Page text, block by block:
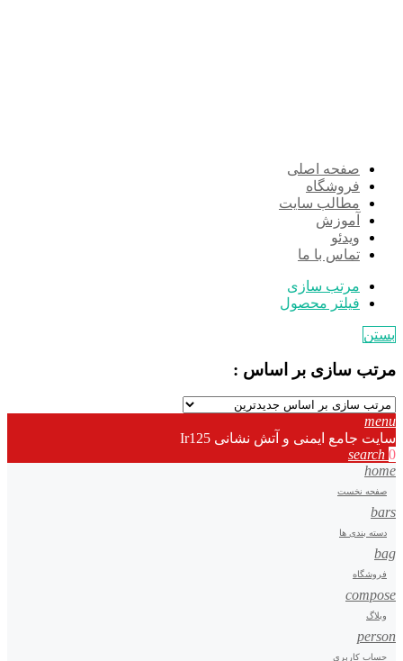
صفحه اصلی
فروشگاه
مطالب سایت
آموزش
ویدئو
تماس با ما
مرتب سازی
فیلتر محصول
بستن
مرتب سازی بر اساس :
menu
سایت جامع ایمنی و آتش نشانی Ir125
search 0
home
صفحه نخست
bars
دسته بندی ها
bag
فروشگاه
compose
وبلاگ
person
حساب کاربری